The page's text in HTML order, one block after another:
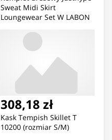
Sweat Midi Skirt
Loungewear Set W LABON
308,18 zł
Kask Tempish Skillet T
10200 (rozmiar S/M)